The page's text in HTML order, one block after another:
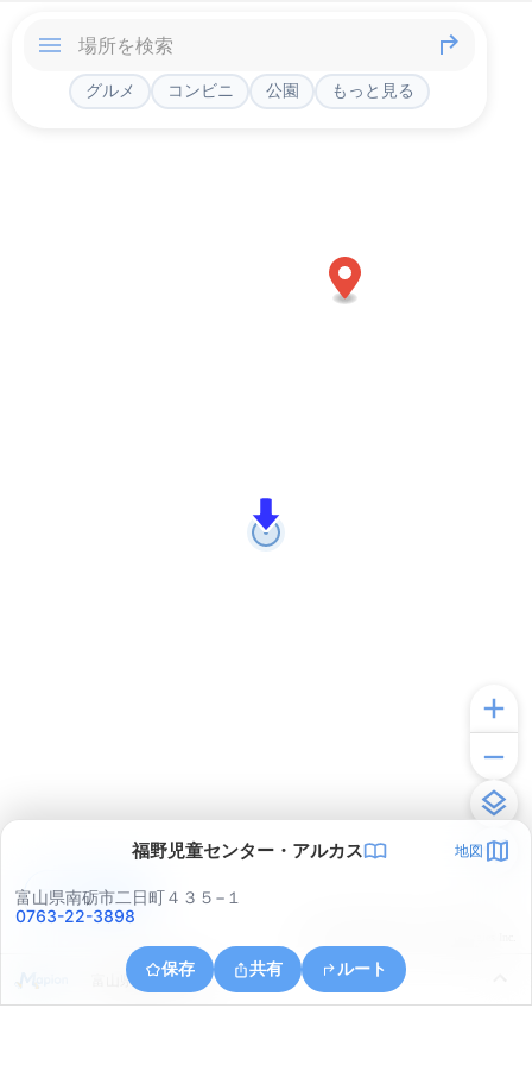
グルメ コンビニ 公園 もっと見る
福野児童センター・アルカス 地図
富山県南砺市二日町４３５−１
0763-22-3898
保存 共有 ルート
富山県南砺市広安
アプリで見る